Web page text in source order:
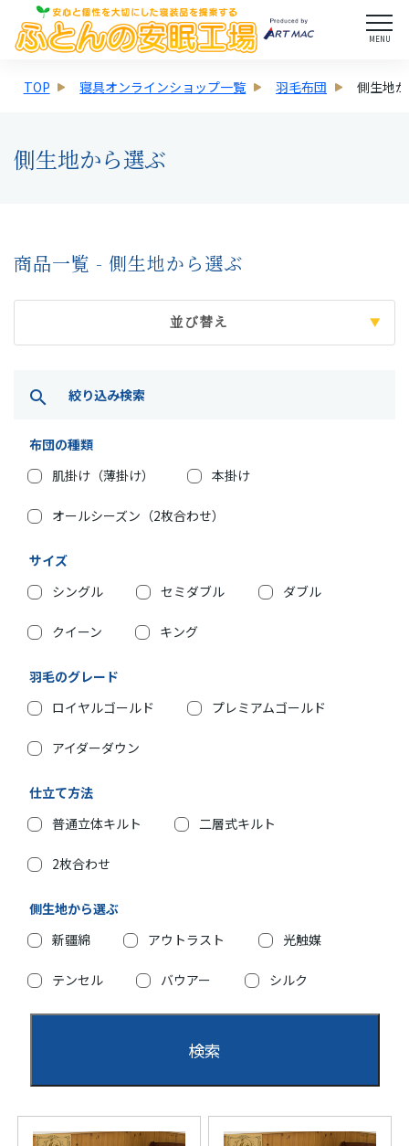
MENU
TOP 寝具オンラインショップ一覧 羽毛布団 側生地
側生地から選ぶ
商品一覧 - 側生地から選ぶ
並び替え
search 絞り込み検索
布団の種類
肌掛け（薄掛け）
本掛け
オールシーズン（2枚合わせ）
サイズ
シングル
セミダブル ダブル
クイーン キング
羽毛のグレード
ロイヤルゴールド
プレミアムゴールド
アイダーダウン
仕立て方法
普通立体キルト
二層式キルト
2枚合わせ
側生地から選ぶ
新疆綿
アウトラスト 光触媒
テンセル バウアー シルク